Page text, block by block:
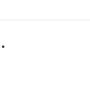
la
la sezione ludica; le
artistiche; e una
tra professionisti,